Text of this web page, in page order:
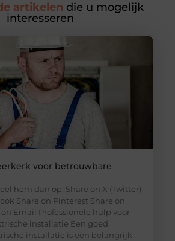
artikelen die u mogelijk
interesseren
voor betrouwbare
hem dan op: Share on X (Twitter)
Share on Pinterest Share on
Email Professionele hulp voor
installatie Een goed
installatie is een belangrijk